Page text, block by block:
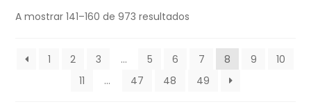
A mostrar 141–160 de 973 resultados
1 2 3 … 5 6 7 8 9
10
11
… 47 48 49